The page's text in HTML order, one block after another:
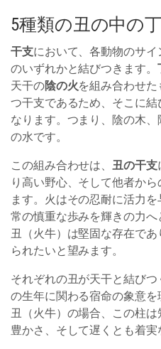
5種類の丑の中の
干支において、各動物のサ
のいずれかと結びつきます。
天干の陰の火を組み合わせ
つ干支であるため、そこに
なります。つまり、陰の木
の水です。
この組み合わせは、丑の干支
り高い野心、そして他者か
ます。火はその忍耐に活力
常の慎重な歩みを輝きの力
丑（火牛）は堅固な存在で
られたいと望みます。
それぞれの丑が天干と結びつ
の生年に関わる宿命の象意
丑（火牛）の場合、この柱
豊かさ、そして遅くとも着実